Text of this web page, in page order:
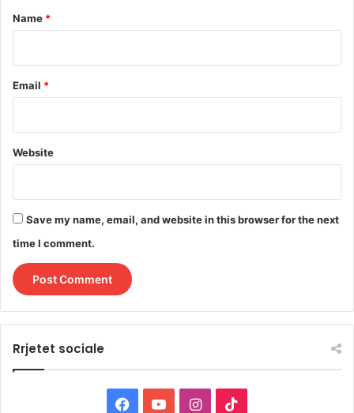
*
Name *
Email *
Website
Save my name, email, and website in this browser for the next
time I comment.
Rrjetet sociale
I